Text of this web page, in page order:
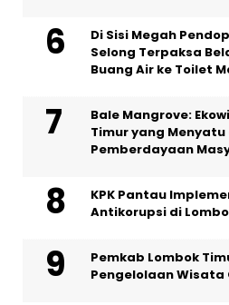
Di Sisi Megah
Selong Terpaksa
Buang Air ke Toilet
Bale Mangrove:
Timur yang
Pemberdayaan
KPK Pantau
Antikorupsi di
Pemkab Lombok
Pengelolaan Wisata